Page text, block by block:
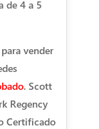
de 4 a 5
vender
. Scott
Regency
Certificado